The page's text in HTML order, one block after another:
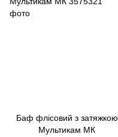
Баф флісовий з затяжкою
Мультикам МК